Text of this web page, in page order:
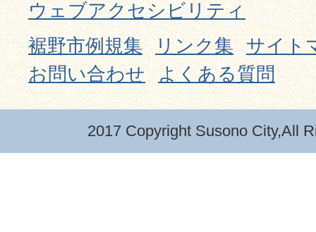
ウェブアクセシビリティ
裾野市例規集
リンク集
サイト
お問い合わせ よくある質問
2017 Copyright Susono City,All